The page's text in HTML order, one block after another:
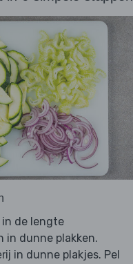
in de lengte
in dunne plakken.
in dunne plakjes. Pel